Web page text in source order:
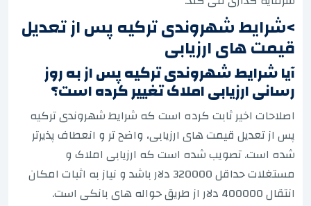
>شرایط شهروندی ترکیه پس از تعدیل
قیمت های ارزیابی
آیا شرایط شهروندی ترکیه پس از به روز
رسانی ارزیابی املاک تغییر کرده است؟
اصلاحات اخیر ثابت کرده است که شرایط شهروندی ترکیه
پس از تعدیل قیمت های ارزیابی، واضح تر و انعطاف پذیرتر
شده است. تصویب شده است که ارزیابی املاک و
مستغلات حداقل 320000 دلار باشد و نیاز به اثبات امکان
انتقال 400000 دلار از طریق حواله های بانکی است.